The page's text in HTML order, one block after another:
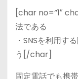
[char no=”1″
法である
・SNSを利用す
う[/char]
固定電話でも携